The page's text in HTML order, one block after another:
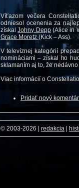
Víťazom večera
odniesol ocenenia za
získalJohny Depp(Alice in
Grace Moretz(Kick – Ass).
V televíznej kategórií
nomináciami – získal ho
sklamaním aj to, že
Viac informácií o
Pridať nový komentár
© 2003-2026 redakcia